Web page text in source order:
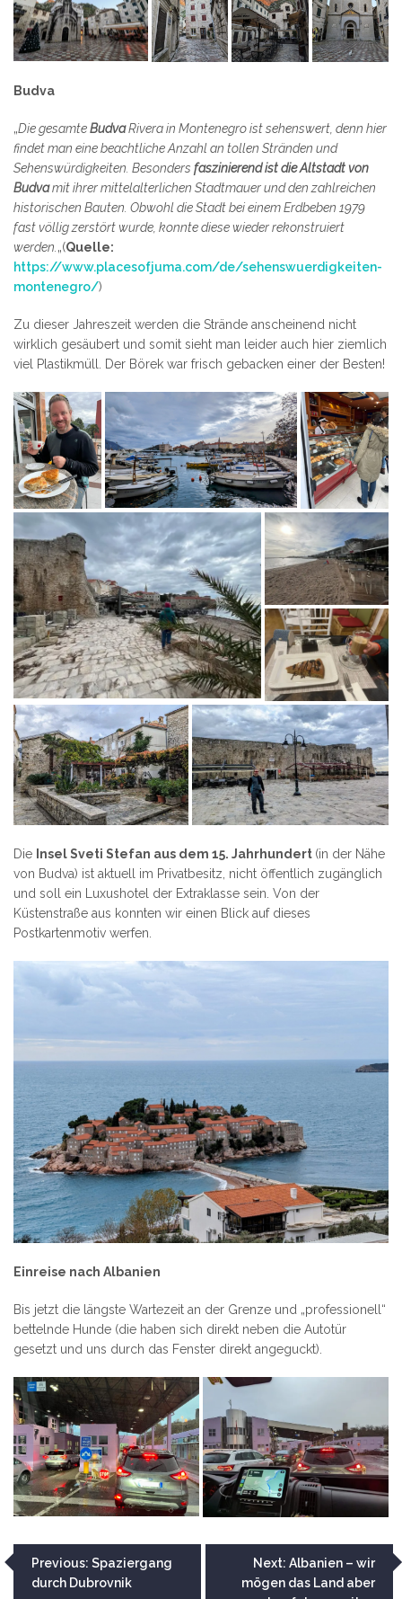
Budva
„Die gesamteBudvaRivera in Montenegro ist sehenswert, denn hier
findet man eine beachtliche Anzahl an tollen Stränden und
Sehenswürdigkeiten. Besonders faszinierend ist die Altstadt von
Budvamit ihrer mittelalterlichen Stadtmauer und den zahlreichen
historischen Bauten. Obwohl die Stadt bei einem Erdbeben 1979
fast völlig zerstört wurde, konnte diese wieder rekonstruiert
werden. „(Quelle:
https://www.placesofjuma.com/de/sehenswuerdigkeiten-
montenegro/)
Zu dieser Jahreszeit werden die Strände anscheinend nicht
wirklich gesäubert und somit sieht man leider auch hier ziemlich
viel Plastikmüll. Der Börek war frisch gebacken einer der Besten!
Die Insel Sveti Stefan aus dem 15. Jahrhundert (in der Nähe
von Budva) ist aktuell im Privatbesitz, nicht öffentlich zugänglich
und soll ein Luxushotel der Extraklasse sein. Von der
Küstenstraße aus konnten wir einen Blick auf dieses
Postkartenmotiv werfen.
Einreise nach Albanien
Bis jetzt die längste Wartezeit an der Grenze und „professionell“
bettelnde Hunde (die haben sich direkt neben die Autotür
gesetzt und uns durch das Fenster direkt angeguckt).
Beitragsnavigation
Previous: Spaziergang
durch Dubrovnik
Next: Albanien – wir
mögen das Land aber